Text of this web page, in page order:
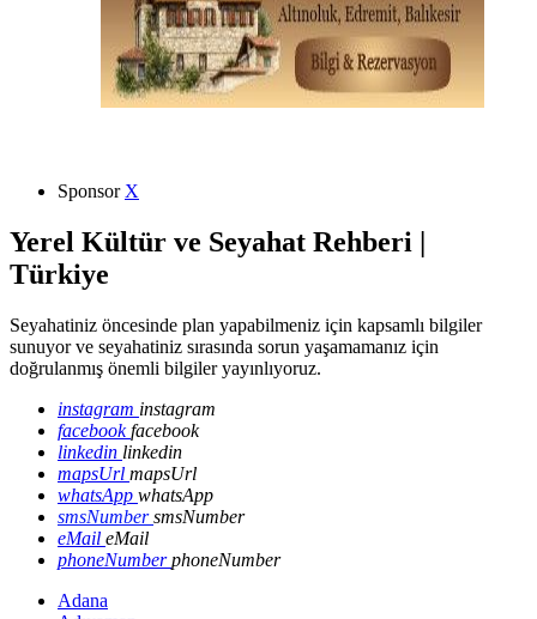
Sponsor X
Yerel Kültür ve Seyahat Rehberi |
Türkiye
Seyahatiniz öncesinde plan yapabilmeniz için kapsamlı bilgiler
sunuyor ve seyahatiniz sırasında sorun yaşamamanız için
doğrulanmış önemli bilgiler yayınlıyoruz.
instagram instagram
facebookfacebook
linkedin linkedin
mapsUrl mapsUrl
whatsApp whatsApp
smsNumbersmsNumber
eMail eMail
phoneNumberphoneNumber
Adana